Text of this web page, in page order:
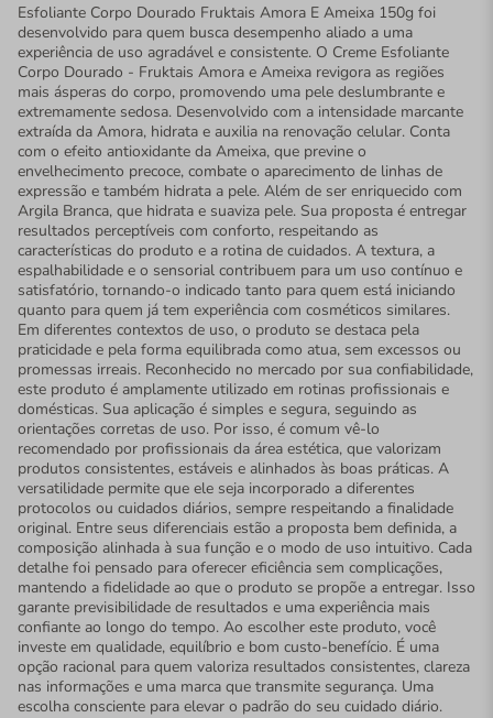
Esfoliante Corpo Dourado Fruktais Amora E Ameixa 150g foi
desenvolvido para quem busca desempenho aliado a uma
experiência de uso agradável e consistente. O Creme Esfoliante
Corpo Dourado - Fruktais Amora e Ameixa revigora as regiões
mais ásperas do corpo, promovendo uma pele deslumbrante e
extremamente sedosa. Desenvolvido com a intensidade marcante
extraída da Amora, hidrata e auxilia na renovação celular. Conta
com o efeito antioxidante da Ameixa, que previne o
envelhecimento precoce, combate o aparecimento de linhas de
expressão e também hidrata a pele. Além de ser enriquecido com
Argila Branca, que hidrata e suaviza pele. Sua proposta é entregar
resultados perceptíveis com conforto, respeitando as
características do produto e a rotina de cuidados. A textura, a
espalhabilidade e o sensorial contribuem para um uso contínuo e
satisfatório, tornando-o indicado tanto para quem está iniciando
quanto para quem já tem experiência com cosméticos similares.
Em diferentes contextos de uso, o produto se destaca pela
praticidade e pela forma equilibrada como atua, sem excessos ou
promessas irreais. Reconhecido no mercado por sua confiabilidade,
este produto é amplamente utilizado em rotinas profissionais e
domésticas. Sua aplicação é simples e segura, seguindo as
orientações corretas de uso. Por isso, é comum vê-lo
recomendado por profissionais da área estética, que valorizam
produtos consistentes, estáveis e alinhados às boas práticas. A
versatilidade permite que ele seja incorporado a diferentes
protocolos ou cuidados diários, sempre respeitando a finalidade
original. Entre seus diferenciais estão a proposta bem definida, a
composição alinhada à sua função e o modo de uso intuitivo. Cada
detalhe foi pensado para oferecer eficiência sem complicações,
mantendo a fidelidade ao que o produto se propõe a entregar. Isso
garante previsibilidade de resultados e uma experiência mais
confiante ao longo do tempo. Ao escolher este produto, você
investe em qualidade, equilíbrio e bom custo-benefício. É uma
opção racional para quem valoriza resultados consistentes, clareza
nas informações e uma marca que transmite segurança. Uma
escolha consciente para elevar o padrão do seu cuidado diário.